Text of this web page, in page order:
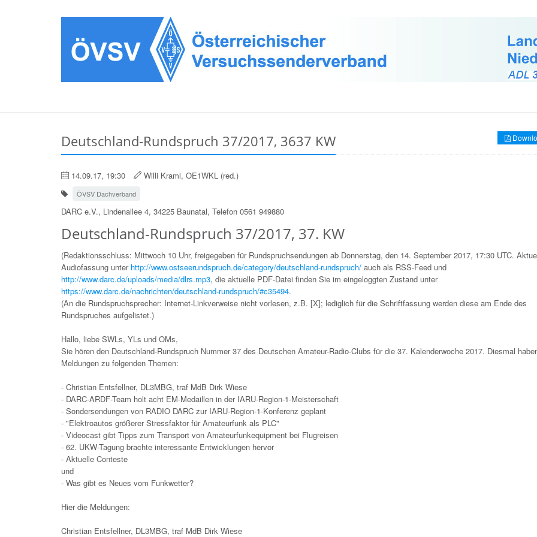
Deutschland-Rundspruch 37/2017, 3637 KW
14.09.17, 19:30 Willi Kraml, OE1WKL (red.)
ÖVSV Dachverband
DARC e.V., Lindenallee 4, 34225 Baunatal, Telefon 0561 949880
Deutschland-Rundspruch 37/2017, 37. KW
(Redaktionsschluss: Mittwoch 10 Uhr, freigegeben für Rundspruchsendungen ab Donnerstag, den 14. September 2017, 17:30 UTC.
Audiofassung unter http://www.ostseerundspruch.de/category/deutschland-rundspruch/ auch als RSS-Feed und
http://www.darc.de/uploads/media/dlrs.mp3, die aktuelle PDF-Datei finden Sie im eingeloggten Zustand unter
https://www.darc.de/nachrichten/deutschland-rundspruch/#c35494.
(An die Rundspruchsprecher: Internet-Linkverweise nicht vorlesen, z.B. [X]; lediglich für die Schriftfassung werden diese am Ende des
Rundspruches aufgelistet.)
Hallo, liebe SWLs, YLs und OMs,
Sie hören den Deutschland-Rundspruch Nummer 37 des Deutschen Amateur-Radio-Clubs für die 37. Kalenderwoche 2017. Diesmal
Meldungen zu folgenden Themen:
- Christian Entsfellner, DL3MBG, traf MdB Dirk Wiese
- DARC-ARDF-Team holt acht EM-Medaillen in der IARU-Region-1-Meisterschaft
- Sondersendungen von RADIO DARC zur IARU-Region-1-Konferenz geplant
- "Elektroautos größerer Stressfaktor für Amateurfunk als PLC"
- Videocast gibt Tipps zum Transport von Amateurfunkequipment bei Flugreisen
- 62. UKW-Tagung brachte interessante Entwicklungen hervor
- Aktuelle Conteste
und
- Was gibt es Neues vom Funkwetter?
Hier die Meldungen:
Christian Entsfellner, DL3MBG, traf MdB Dirk Wiese